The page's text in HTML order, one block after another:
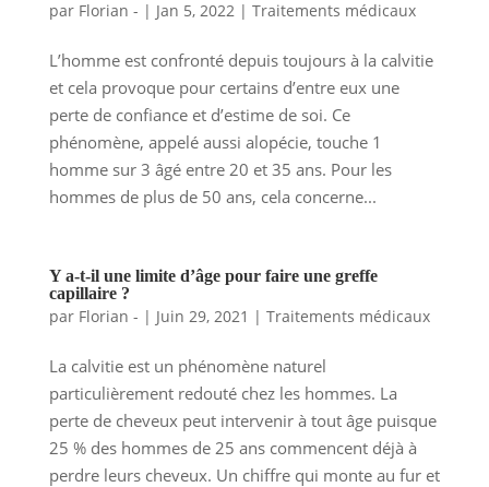
par Florian - | Jan 5, 2022| Traitements médicaux
L’homme est confronté depuis toujours à la calvitie
et cela provoque pour certains d’entre eux une
perte de confiance et d’estime de soi. Ce
phénomène, appelé aussi alopécie, touche 1
homme sur 3 âgé entre 20 et 35 ans. Pour les
hommes de plus de 50 ans, cela concerne...
Y a-t-il une limite d’âge pour faire une greffe
capillaire ?
par Florian - | Juin 29, 2021 | Traitements médicaux
La calvitie est un phénomène naturel
particulièrement redouté chez les hommes. La
perte de cheveux peut intervenir à tout âge puisque
25 % des hommes de 25 ans commencent déjà à
perdre leurs cheveux. Un chiffre qui monte au fur et